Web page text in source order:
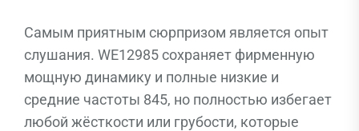
Самым приятным сюрпризом является опыт
слушания. WE12985 сохраняет фирменную
мощную динамику и полные низкие и
средние частоты 845, но полностью избегает
любой жёсткости или грубости, которые